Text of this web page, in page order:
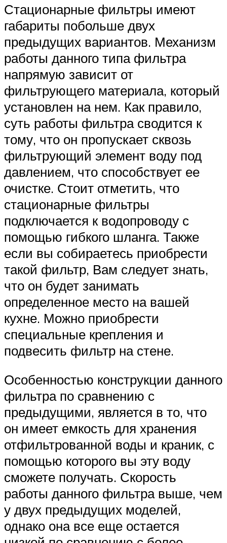
Стационарные фильтры имеют
габариты побольше двух
предыдущих вариантов. Механизм
работы данного типа фильтра
напрямую зависит от
фильтрующего материала, который
установлен на нем. Как правило,
суть работы фильтра сводится к
тому, что он пропускает сквозь
фильтрующий элемент воду под
давлением, что способствует ее
очистке. Стоит отметить, что
стационарные фильтры
подключается к водопроводу с
помощью гибкого шланга. Также
если вы собираетесь приобрести
такой фильтр, Вам следует знать,
что он будет занимать
определенное место на вашей
кухне. Можно приобрести
специальные крепления и
подвесить фильтр на стене.
Особенностью конструкции данного
фильтра по сравнению с
предыдущими, является в то, что
он имеет емкость для хранения
отфильтрованной воды и краник, с
помощью которого вы эту воду
сможете получать. Скорость
работы данного фильтра выше, чем
у двух предыдущих моделей,
однако она все еще остается